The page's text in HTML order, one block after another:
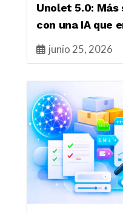
Unolet 5.0:
con una IA que
junio 25, 2026